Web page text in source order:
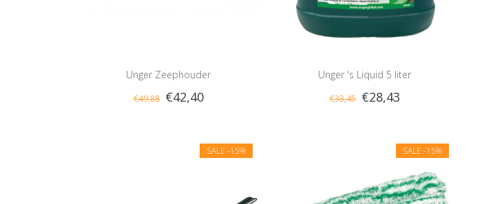
Unger Zeephouder
€49,88 €42,40
Unger 's Liquid 5 liter
€33,45 €28,43
SALE -15% SALE -15%